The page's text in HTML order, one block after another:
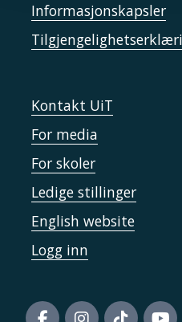
Informasjonskapsler
Kontakt UiT
For media
For skoler
Ledige stillinger
English website
Logg inn